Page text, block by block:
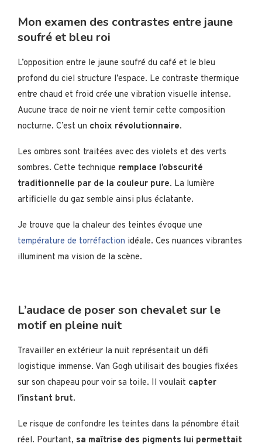
Mon examen des contrastes entre jaune
soufré et bleu roi
L’opposition entre le jaune soufré du café et le bleu
profond du ciel structure l’espace. Le contraste thermique
entre chaud et froid crée une vibration visuelle intense.
Aucune trace de noir ne vient ternir cette composition
nocturne. C’est un choix révolutionnaire.
Les ombres sont traitées avec des violets et des verts
sombres. Cette technique remplace l’obscurité
traditionnelle par de la couleur pure. La lumière
artificielle du gaz semble ainsi plus éclatante.
Je trouve que la chaleur des teintes évoque une
température de torréfaction idéale. Ces nuances vibrantes
illuminent ma vision de la scène.
L’audace de poser son chevalet sur le
motif en pleine nuit
Travailler en extérieur la nuit représentait un défi
logistique immense. Van Gogh utilisait des bougies fixées
sur son chapeau pour voir sa toile. Il voulait capter
l’instant brut.
Le risque de confondre les teintes dans la pénombre était
réel. Pourtant, sa maîtrise des pigments lui permettait